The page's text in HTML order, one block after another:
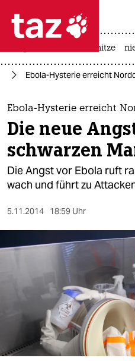
 taz
taz zahl ich
themen
politik
öko
gesellschaft
kultur
sport
nord
wahrheit
verlag
hitze
Ebola-Hysterie erreicht
Ebola-Hysterie erreicht
Die neue
schwarzen
Die Angst vor Ebola ruft
wach und führt zu
5.11.2014 18:59 Uhr